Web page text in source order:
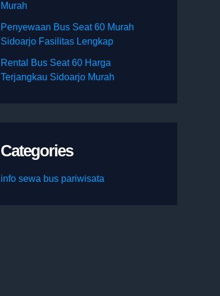
Murah
Penyewaan Bus Seat 60 Murah
Sidoarjo Fasilitas Lengkap
Rental Bus Seat 60 Harga
Terjangkau Sidoarjo Murah
Categories
info sewa bus pariwisata